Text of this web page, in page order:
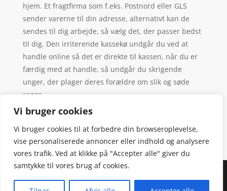
Vi bruger cookies
Vi bruger cookies til at forbedre din browseroplevelse,
vise personaliserede annoncer eller indhold og analysere
vores trafik. Ved at klikke på "Accepter alle" giver du
samtykke til vores brug af cookies.
hjem. Et fragtfirma som f.eks. Postnord eller GLS
sender varerne til din adresse, alternativt kan de
sendes til dig arbejde, så vælg det, der passer bedst
til dig. Den irriterende kassekø undgår du ved at
handle online så det er direkte til kassen, når du er
færdig med at handle, så undgår du skrigende
unger, der plager deres forældre om slik og søde
sager.
spændende varer. Siden er et affiiliatesite, og nogle